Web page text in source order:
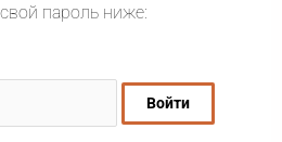
пароль ниже: